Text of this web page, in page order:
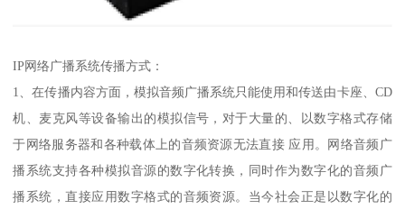
IP网络广播系统传播方式：
1、在传播内容方面，模拟音频广播系统只能使用和传送由卡座、CD
机、麦克风等设备输出的模拟信号，对于大量的、以数字格式存储
于网络服务器和各种载体上的音频资源无法直接 应用。网络音频广
播系统支持各种模拟音源的数字化转换，同时作为数字化的音频广
播系统，直接应用数字格式的音频资源。当今社会正是以数字化的